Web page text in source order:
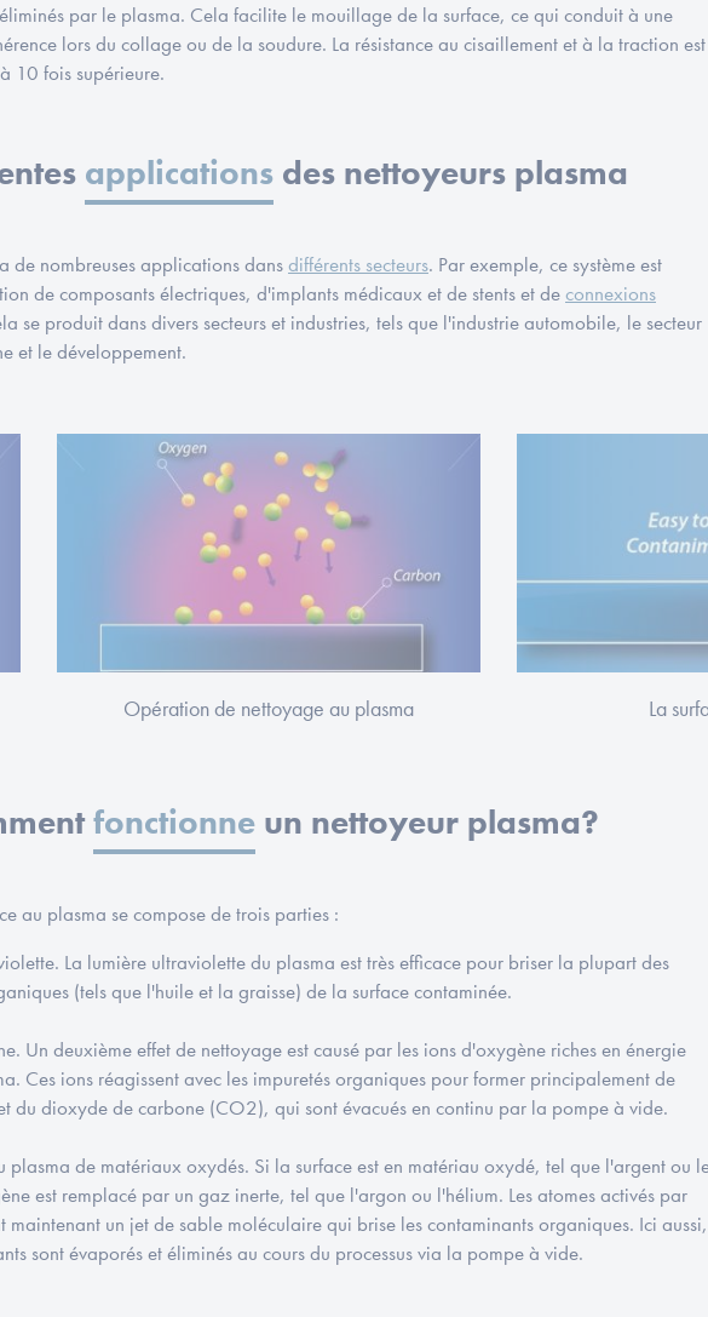
par le plasma. Cela facilite le mouillage de la surface, ce qui conduit à une
lors du collage ou de la soudure. La résistance au cisaillement et à la traction est
10 fois supérieure.
applicationsdes nettoyeurs plasma
de nombreuses applications dansdifférents secteurs. Par exemple, ce système est
de composants électriques, d'implants médicaux et de stents et deconnexions
se produit dans divers secteurs et industries, tels que l'industrie automobile, le secteur
et le développement.
Opération de nettoyage au plasma La
fonctionne un nettoyeur plasma?
au plasma se compose de trois parties :
La lumière ultraviolette du plasma est très efficace pour briser la plupart des
(tels que l'huile et la graisse) de la surface contaminée.
Un deuxième effet de nettoyage est causé par les ions d'oxygène riches en énergie
Ces ions réagissent avec les impuretés organiques pour former principalement de
du dioxyde de carbone (CO2), qui sont évacués en continu par la pompe à vide.
plasma de matériaux oxydés. Si la surface est en matériau oxydé, tel que l'argent ou
est remplacé par un gaz inerte, tel que l'argon ou l'hélium. Les atomes activés par
maintenant un jet de sable moléculaire qui brise les contaminants organiques. Ici aussi,
sont évaporés et éliminés au cours du processus via la pompe à vide.